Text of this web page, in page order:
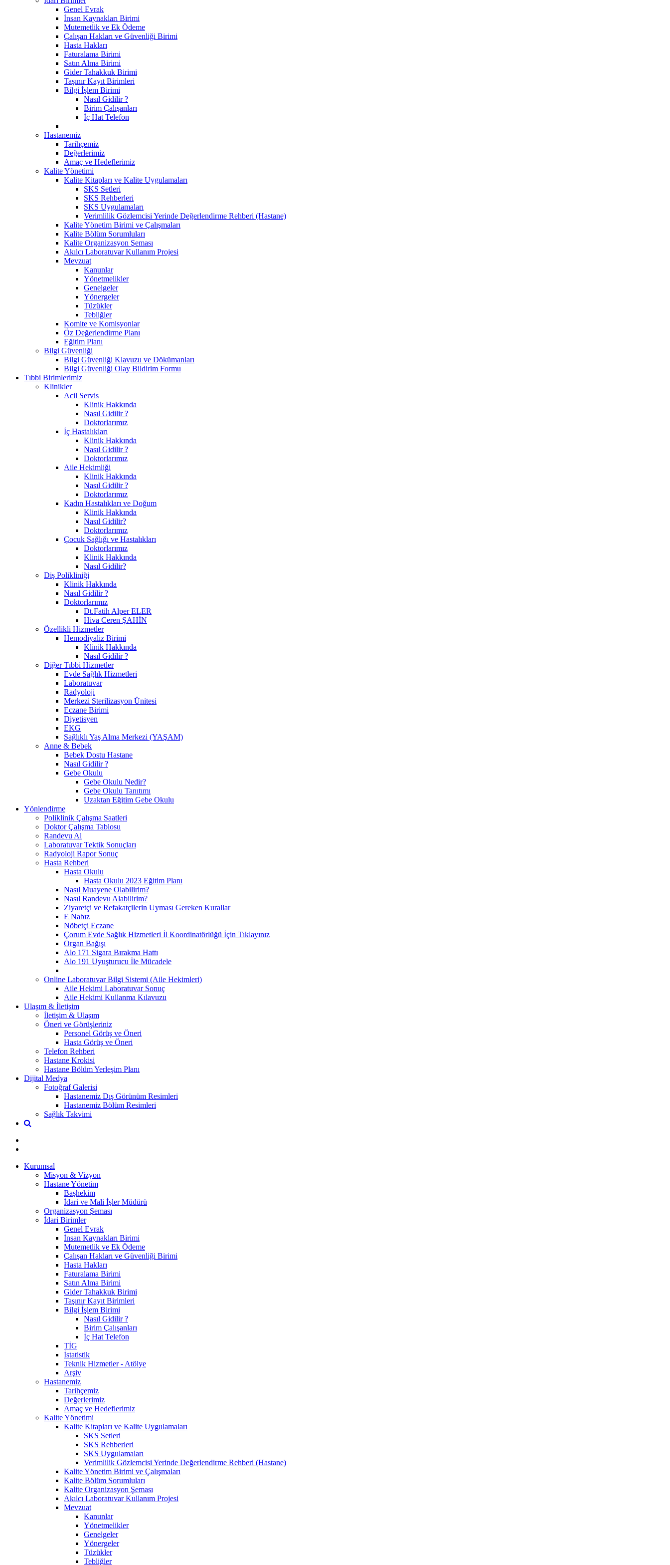
Genel Evrak
İnsan Kaynakları Birimi
Mutemetlik ve Ek Ödeme
Çalışan Hakları ve Güvenliği Birimi
Hasta Hakları
Faturalama Birimi
Satın Alma Birimi
Gider Tahakkuk Birimi
Taşınır Kayıt Birimleri
Bilgi İşlem Birimi
Nasıl Gidilir ?
Birim Çalışanları
İç Hat Telefon
Hastanemiz
Tarihçemiz
Değerlerimiz
Amaç ve Hedeflerimiz
Kalite Yönetimi
Kalite Kitapları ve Kalite Uygulamaları
SKS Setleri
SKS Rehberleri
SKS Uygulamaları
Verimlilik Gözlemcisi Yerinde Değerlendirme Rehberi (Hastane)
Kalite Yönetim Birimi ve Çalışmaları
Kalite Bölüm Sorumluları
Kalite Organizasyon Şeması
Akılcı Laboratuvar Kullanım Projesi
Mevzuat
Kanunlar
Yönetmelikler
Genelgeler
Yönergeler
Tüzükler
Tebliğler
Komite ve Komisyonlar
Öz Değerlendirme Planı
Eğitim Planı
Bilgi Güvenliği
Bilgi Güvenliği Klavuzu ve Dökümanları
Bilgi Güvenliği Olay Bildirim Formu
Tıbbi Birimlerimiz
Klinikler
Acil Servis
Klinik Hakkında
Nasıl Gidilir ?
Doktorlarımız
İç Hastalıkları
Klinik Hakkında
Nasıl Gidilir ?
Doktorlarımız
Aile Hekimliği
Klinik Hakkında
Nasıl Gidilir ?
Doktorlarımız
Kadın Hastalıkları ve Doğum
Klinik Hakkında
Nasıl Gidilir?
Doktorlarımız
Çocuk Sağlığı ve Hastalıkları
Doktorlarımız
Klinik Hakkında
Nasıl Gidilir?
Diş Polikliniği
Klinik Hakkında
Nasıl Gidilir ?
Doktorlarımız
Dt.Fatih Alper ELER
Hiva Ceren ŞAHİN
Özellikli Hizmetler
Hemodiyaliz Birimi
Klinik Hakkında
Nasıl Gidilir ?
Diğer Tıbbi Hizmetler
Evde Sağlık Hizmetleri
Laboratuvar
Radyoloji
Merkezi Sterilizasyon Ünitesi
Eczane Birimi
Diyetisyen
EKG
Sağlıklı Yaş Alma Merkezi (YAŞAM)
Anne & Bebek
Bebek Dostu Hastane
Nasıl Gidilir ?
Gebe Okulu
Gebe Okulu Nedir?
Gebe Okulu Tanıtımı
Uzaktan Eğitim Gebe Okulu
Yönlendirme
Poliklinik Çalışma Saatleri
Doktor Çalışma Tablosu
Randevu Al
Laboratuvar Tektik Sonuçları
Radyoloji Rapor Sonuç
Hasta Rehberi
Hasta Okulu
Hasta Okulu 2023 Eğitim Planı
Nasıl Muayene Olabilirim?
Nasıl Randevu Alabilirim?
Ziyaretçi ve Refakatçilerin Uyması Gereken Kurallar
E Nabız
Nöbetçi Eczane
Çorum Evde Sağlık Hizmetleri İl Koordinatörlüğü İçin Tıklayınız
Organ Bağışı
Alo 171 Sigara Bırakma Hattı
Alo 191 Uyuşturucu İle Mücadele
Online Laboratuvar Bilgi Sistemi (Aile Hekimleri)
Aile Hekimi Laboratuvar Sonuç
Aile Hekimi Kullanma Kılavuzu
Ulaşım & İletişim
İletişim & Ulaşım
Öneri ve Görüşleriniz
Personel Görüş ve Öneri
Hasta Görüş ve Öneri
Telefon Rehberi
Hastane Krokisi
Hastane Bölüm Yerleşim Planı
Dijital Medya
Fotoğraf Galerisi
Hastanemiz Dış Görünüm Resimleri
Hastanemiz Bölüm Resimleri
Sağlık Takvimi
Kurumsal
Misyon & Vizyon
Hastane Yönetim
Başhekim
İdari ve Mali İşler Müdürü
Organizasyon Şeması
İdari Birimler
Genel Evrak
İnsan Kaynakları Birimi
Mutemetlik ve Ek Ödeme
Çalışan Hakları ve Güvenliği Birimi
Hasta Hakları
Faturalama Birimi
Satın Alma Birimi
Gider Tahakkuk Birimi
Taşınır Kayıt Birimleri
Bilgi İşlem Birimi
Nasıl Gidilir ?
Birim Çalışanları
İç Hat Telefon
TİG
İstatistik
Teknik Hizmetler - Atölye
Arşiv
Hastanemiz
Tarihçemiz
Değerlerimiz
Amaç ve Hedeflerimiz
Kalite Yönetimi
Kalite Kitapları ve Kalite Uygulamaları
SKS Setleri
SKS Rehberleri
SKS Uygulamaları
Verimlilik Gözlemcisi Yerinde Değerlendirme Rehberi (Hastane)
Kalite Yönetim Birimi ve Çalışmaları
Kalite Bölüm Sorumluları
Kalite Organizasyon Şeması
Akılcı Laboratuvar Kullanım Projesi
Mevzuat
Kanunlar
Yönetmelikler
Genelgeler
Yönergeler
Tüzükler
Tebliğler